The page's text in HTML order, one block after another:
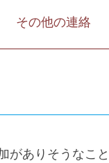
その他の連絡
がありそうなこ